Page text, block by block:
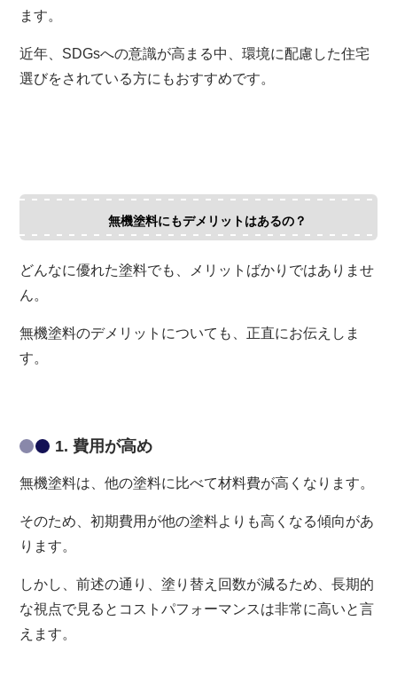
ます。
近年、SDGsへの意識が高まる中、環境に配慮した住宅
選びをされている方にもおすすめです。
無機塗料にもデメリットはあるの？
どんなに優れた塗料でも、メリットばかりではありませ
ん。
無機塗料のデメリットについても、正直にお伝えしま
す。
1. 費用が高め
無機塗料は、他の塗料に比べて材料費が高くなります。
そのため、初期費用が他の塗料よりも高くなる傾向があ
ります。
しかし、前述の通り、塗り替え回数が減るため、長期的
な視点で見るとコストパフォーマンスは非常に高いと言
えます。